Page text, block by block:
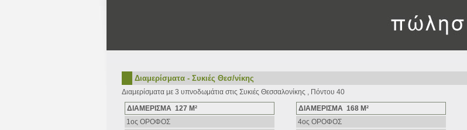
Διαμερίσματα - Συκιές Θεσ/νίκης
Διαμερίσματα με 3 υπνοδωμάτια στις Συκιές Θεσσαλονίκης , Πόντου 40
ΔΙΑΜΕΡΙΣΜΑ 127 Μ²
1ος ΟΡΟΦΟΣ
ΔΙΑΜΕΡΙΣΜΑ 168 Μ²
4ος ΟΡΟΦΟΣ